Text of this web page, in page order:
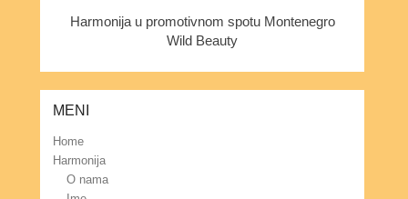
Harmonija u promotivnom spotu Montenegro
Wild Beauty
MENI
Home
Harmonija
O nama